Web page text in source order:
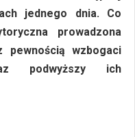
jednego dnia. Co
prowadzona
wzbogaci
podwyższy ich